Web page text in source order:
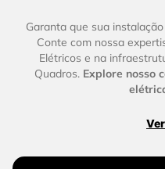
Garanta que sua
Conte com nossa
Elétricos e na
Quadros. Explore nosso